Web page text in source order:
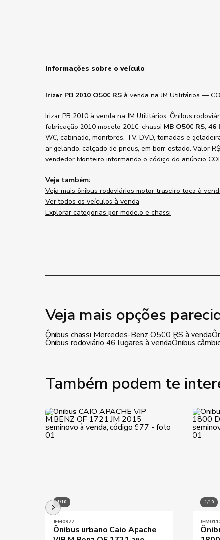
Informações sobre o veículo
Irizar PB 2010 O500 RS à venda na JM Utilitários —
Irizar PB 2010 à venda na JM Utilitários. Ônibus
fabricação 2010 modelo 2010, chassi MB O500 RS, 46
WC, cabinado, monitores, TV, DVD, tomadas e
ar gelando, calçado de pneus, em bom estado. Valor
vendedor Monteiro informando o código do anúncio
Veja também:
Veja mais ônibus rodoviários motor traseiro toco à
Ver todos os veículos à venda
Explorar categorias por modelo e chassi
Veja mais opções
Ônibus chassi Mercedes-Benz O500 RS à venda
Ônibus rodoviário 46 lugares à vendaÔnibus
Também podem te
1/10
JEM0977
Ônibus urbano Caio Apache
1/10